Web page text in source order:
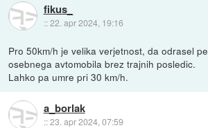
fikus_
::22. apr 2024, 19:16
Pro 50km/h je velika verjetnost, da odrasel
osebnega avtomobila brez trajnih posledic.
Lahko pa umre pri 30 km/h.
a_borlak
::23. apr 2024, 07:59